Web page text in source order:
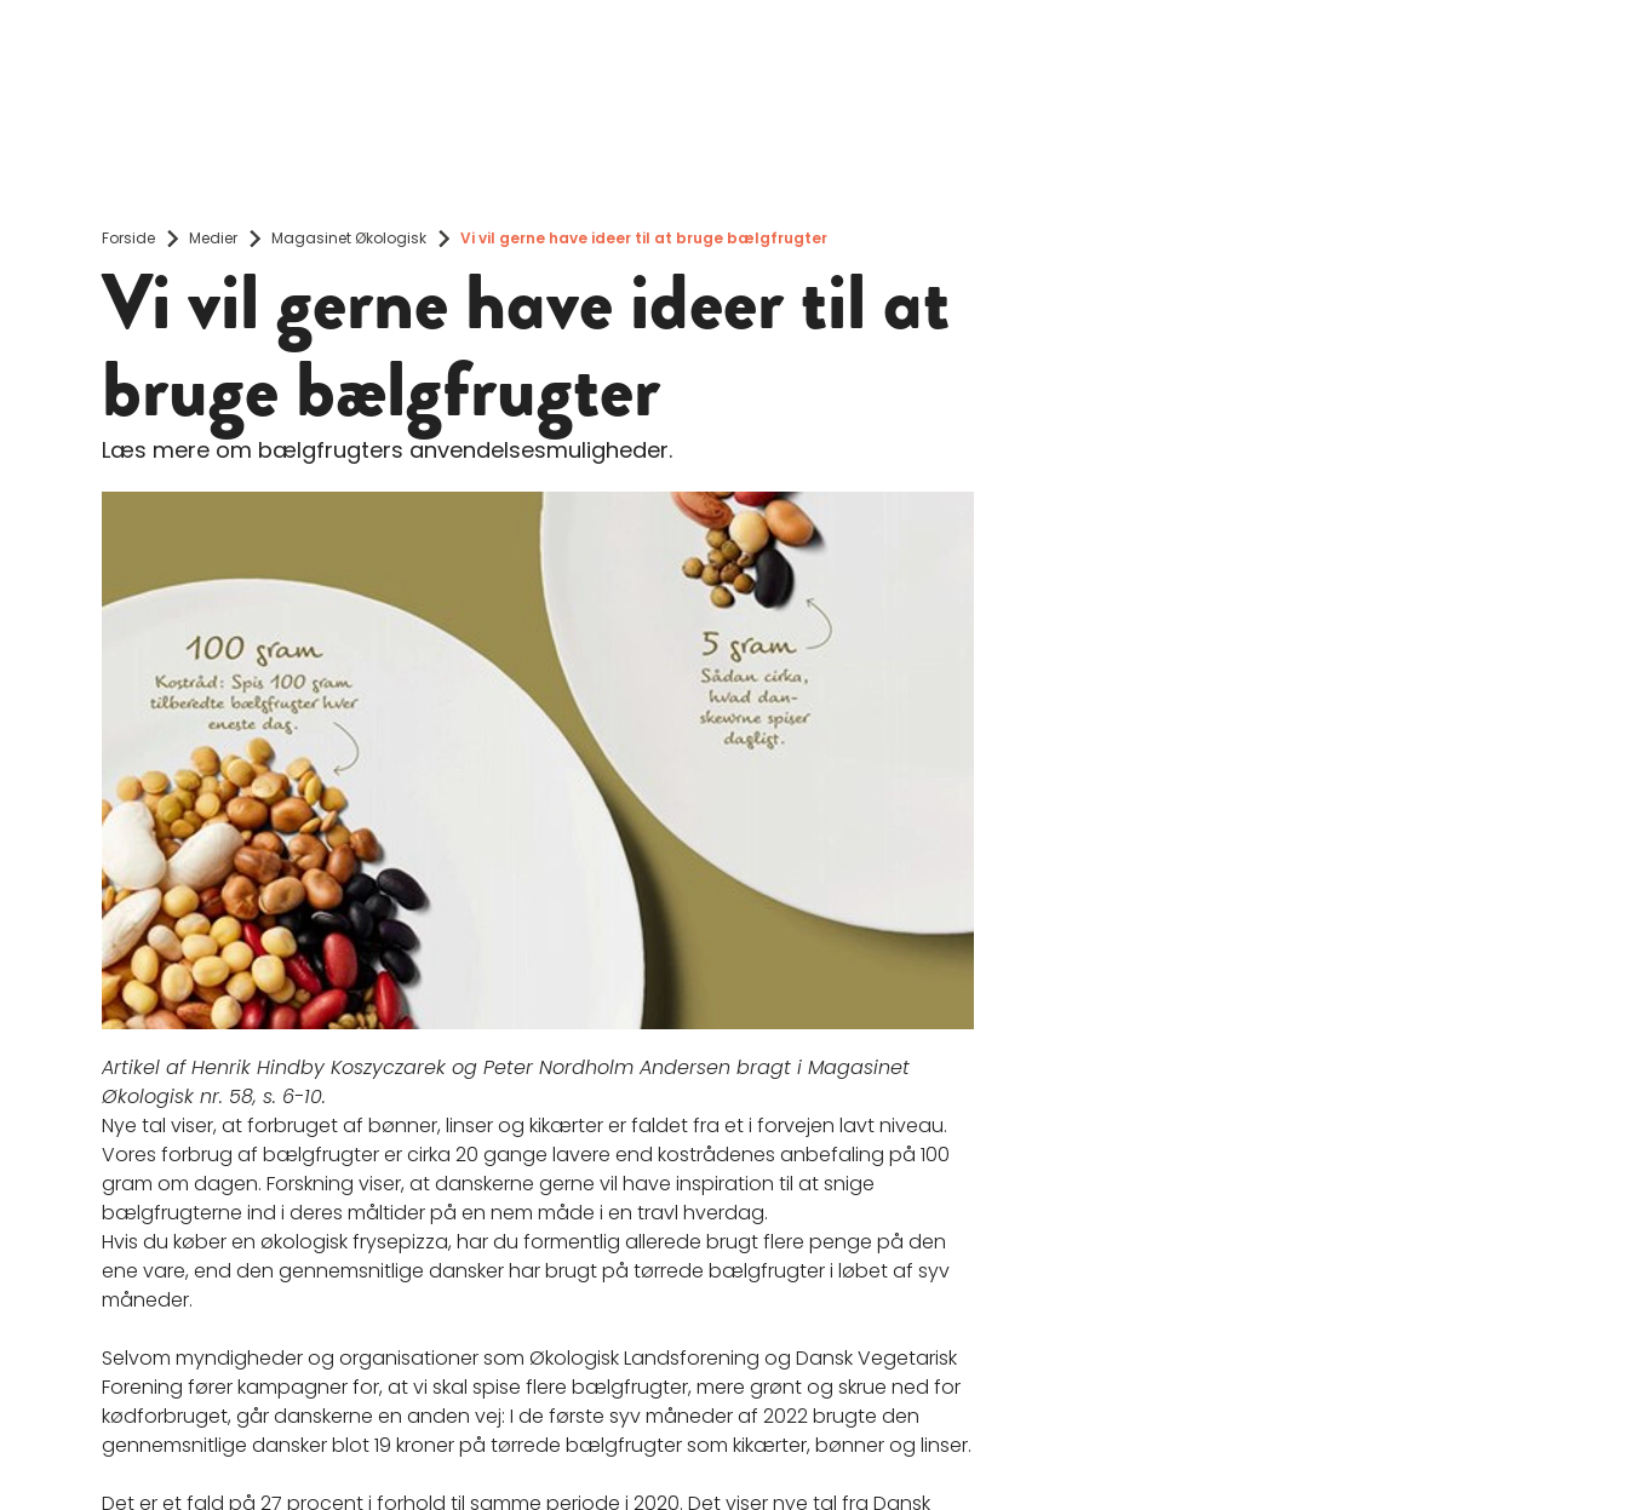
Forside Medier Magasinet Økologisk Vi vil gerne have ideer til at bruge bælgfrugter
Vi vil gerne have ideer til at
bruge bælgfrugter
Læs mere om bælgfrugters anvendelsesmuligheder.
Artikel af Henrik Hindby Koszyczarek og Peter Nordholm Andersen bragt i Magasinet
Økologisk nr. 58, s. 6-10.
Nye tal viser, at forbruget af bønner, linser og kikærter er faldet fra et i forvejen lavt niveau.
Vores forbrug af bælgfrugter er cirka 20 gange lavere end kostrådenes anbefaling på 100
gram om dagen. Forskning viser, at danskerne gerne vil have inspiration til at snige
bælgfrugterne ind i deres måltider på en nem måde i en travl hverdag.
Hvis du køber en økologisk frysepizza, har du formentlig allerede brugt flere penge på den
ene vare, end den gennemsnitlige dansker har brugt på tørrede bælgfrugter i løbet af syv
måneder.
Selvom myndigheder og organisationer som Økologisk Landsforening og Dansk Vegetarisk
Forening fører kampagner for, at vi skal spise flere bælgfrugter, mere grønt og skrue ned for
kødforbruget, går danskerne en anden vej: I de første syv måneder af 2022 brugte den
gennemsnitlige dansker blot 19 kroner på tørrede bælgfrugter som kikærter, bønner og linser.
Det er et fald på 27 procent i forhold til samme periode i 2020. Det viser nye tal fra Dansk